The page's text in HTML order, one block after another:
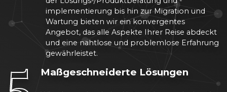
implementierung bis hin zur Migration und
Wartung bieten wir ein konvergentes
Angebot, das alle Aspekte Ihrer Reise abdeckt
und eine nahtlose und problemlose Erfahrung
gewährleistet.
Maßgeschneiderte Lösungen